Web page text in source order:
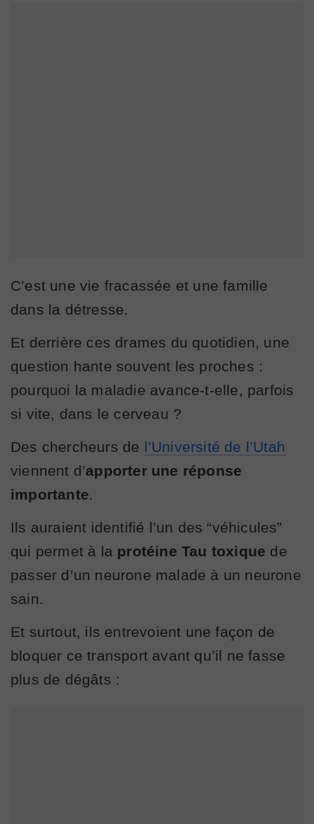
C’est une vie fracassée et une famille
dans la détresse.
Et derrière ces drames du quotidien, une
question hante souvent les proches :
pourquoi la maladie avance-t-elle, parfois
si vite, dans le cerveau ?
Des chercheurs de l’Université de l’Utah
viennent d’apporter une réponse
importante
Ils auraient identifié l’un des “véhicules”
qui permet à la protéine Tau toxique de
passer d’un neurone malade à un neurone
sain.
Et surtout, ils entrevoient une façon de
bloquer ce transport avant qu’il ne fasse
plus de dégâts :